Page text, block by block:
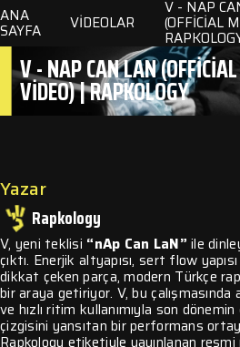
ANA
SAYFA VIDEOLAR
V - NAP
(OFFICIAL
V - NAP CAN LAN
VIDEO) | RAPKOLOGY
Yazar
Rapkology
V, yeni teklisi “nAp Can LaN” ile
çıktı. Enerjik altyapısı, sert flow
dikkat çeken parça, modern Türkçe
bir araya getiriyor. V, bu
ve hızlı ritim kullanımıyla son
çizgisini yansıtan bir performans
Rapkology etiketiyle yayınlanan